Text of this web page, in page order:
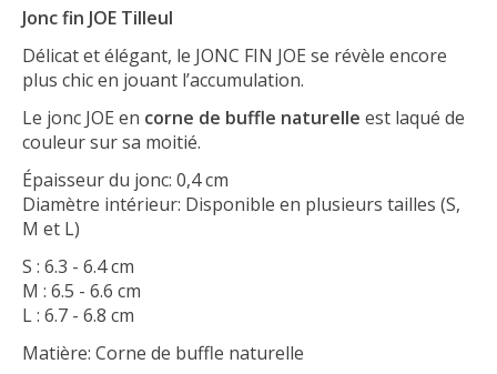
Jonc fin JOE Tilleul
Délicat et élégant, le JONC FIN JOE se révèle encore
plus chic en jouant l’accumulation.
Le jonc JOE en corne de buffle naturelle est laqué de
couleur sur sa moitié.
Épaisseur du jonc: 0,4 cm
Diamètre intérieur: Disponible en plusieurs tailles (S,
M et L)
S : 6.3 - 6.4 cm
M : 6.5 - 6.6 cm
L : 6.7 - 6.8 cm
Matière: Corne de buffle naturelle